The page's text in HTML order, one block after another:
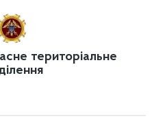
територіальне